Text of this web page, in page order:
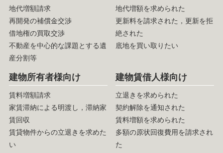
地代増額請求
再開発の補償金交渉
借地権の買取交渉
不動産を中心的な課題とする遺
産分割等
地代増額を求められた
更新料を請求された，更新を拒
絶された
底地を買い取りたい
建物所有者様向け
賃料増額請求
家賃滞納による明渡し，滞納家
賃回収
賃貸物件からの立退きを求めた
い
建物賃借人様向け
立退きを求められた
契約解除を通知された
賃料増額を求められた
多額の原状回復費用を請求され
た